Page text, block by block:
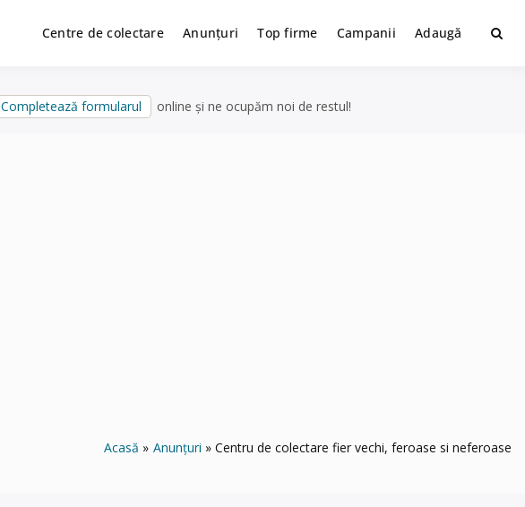
Centre de colectare Anunțuri Top firme Campanii Adaugă
Completează formularul online și ne ocupăm noi de restul!
Acasă Anunțuri Centru de colectare fier vechi, feroase si neferoase